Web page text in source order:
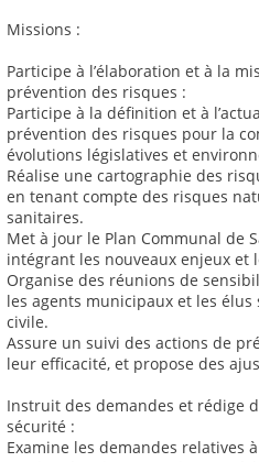
Missions :
Participe à l’élaboration et à la
prévention des risques :
Participe à la définition et à
prévention des risques pour la
évolutions législatives et
Réalise une cartographie des
en tenant compte des risques
sanitaires.
Met à jour le Plan Communal de
intégrant les nouveaux enjeux et
Organise des réunions de
les agents municipaux et les
civile.
Assure un suivi des actions de
leur efficacité, et propose des
Instruit des demandes et rédige
sécurité :
Examine les demandes relatives